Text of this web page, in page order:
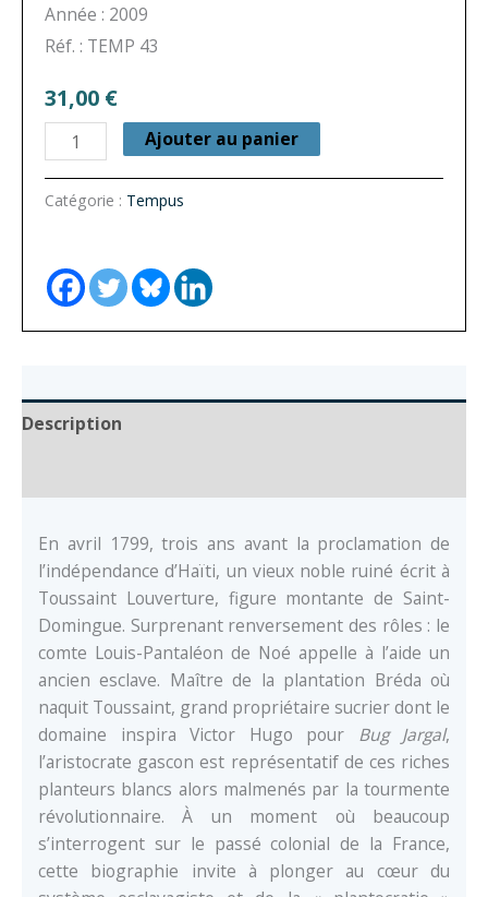
Année : 2009
Réf. : TEMP 43
31,00 €
quantité
de
Un
seigneur
et
ses
Ajouter au panier
Catégorie : Tempus
Description
En avril 1799, trois ans avant la proclamation de
l’indépendance d’Haïti, un vieux noble ruiné écrit à
Toussaint Louverture, figure montante de Saint-
Domingue. Surprenant renversement des rôles : le
comte Louis-Pantaléon de Noé appelle à l’aide un
ancien esclave. Maître de la plantation Bréda où
naquit Toussaint, grand propriétaire sucrier dont le
domaine inspira Victor Hugo pour Bug Jargal,
l’aristocrate gascon est représentatif de ces riches
planteurs blancs alors malmenés par la tourmente
révolutionnaire. À un moment où beaucoup
s’interrogent sur le passé colonial de la France,
cette biographie invite à plonger au cœur du